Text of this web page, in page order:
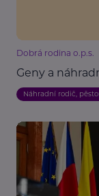
Dobrá rodina o.p.s.
Geny a
Náhradní rodič,